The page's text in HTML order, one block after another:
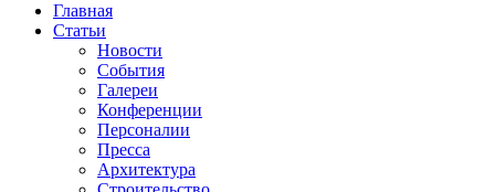
Главная
Статьи
Новости
События
Галереи
Конференции
Персоналии
Пресса
Архитектура